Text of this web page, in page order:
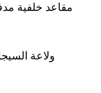
2019: مقاعد
2016-2018: